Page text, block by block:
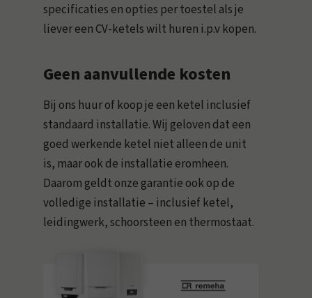
specificaties en opties per toestel als je
liever een CV-ketels wilt huren i.p.v kopen.
Geen aanvullende kosten
Bij ons huur of koop je een ketel inclusief
standaard installatie. Wij geloven dat een
goed werkende ketel niet alleen de unit
is, maar ook de installatie eromheen.
Daarom geldt onze garantie ook op de
volledige installatie – inclusief ketel,
leidingwerk, schoorsteen en thermostaat.